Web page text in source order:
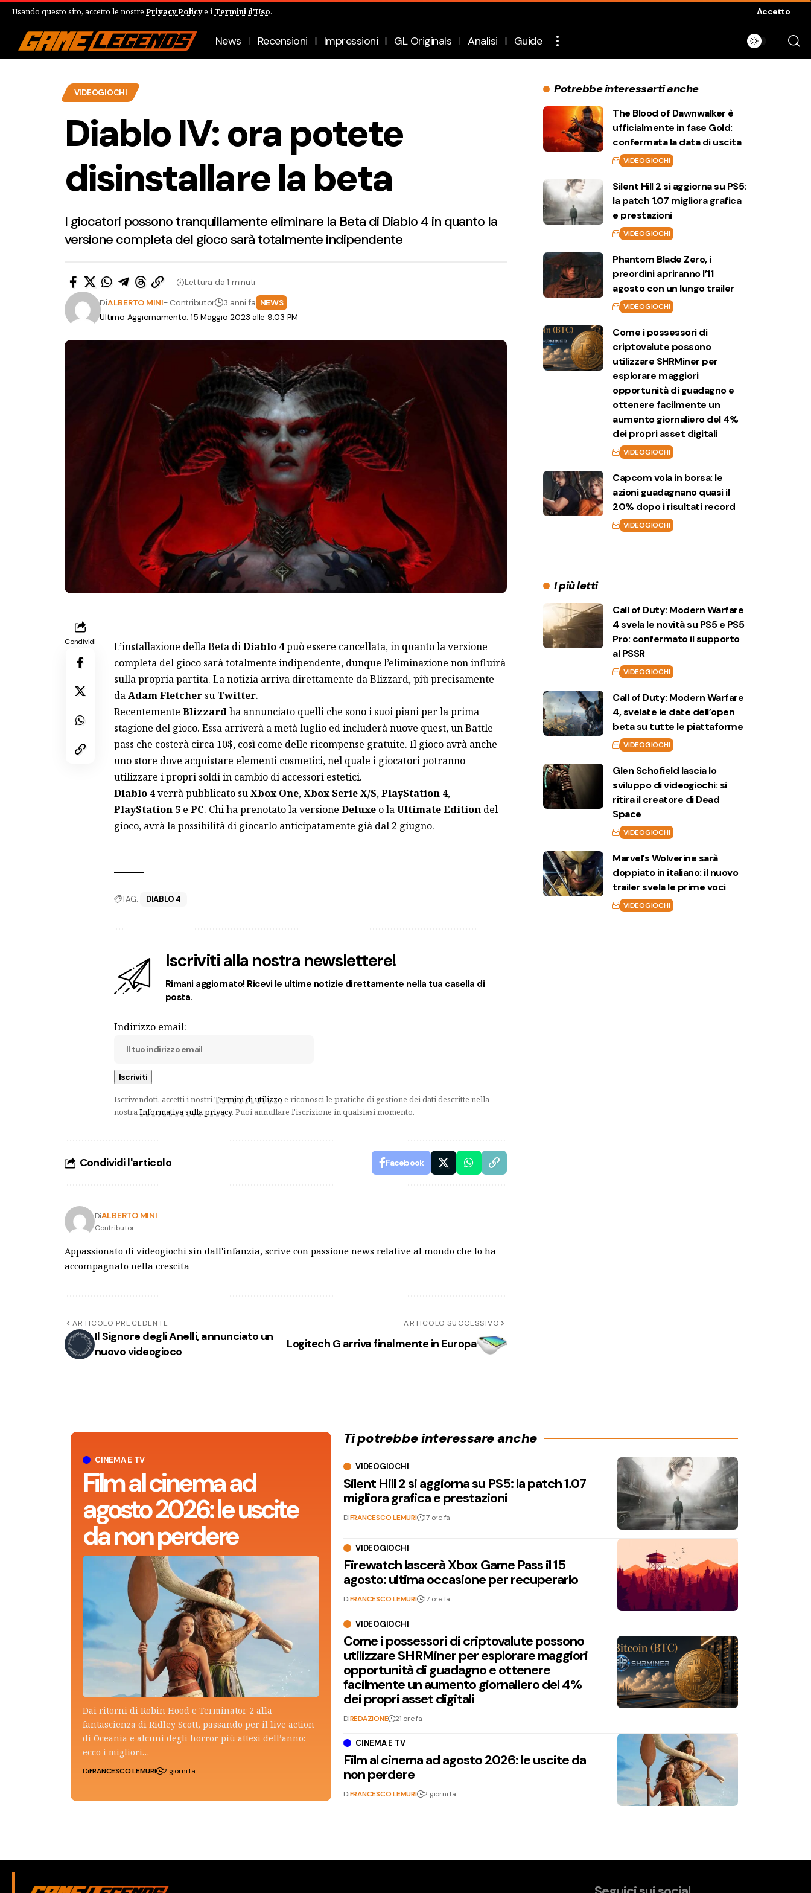
Usando questo sito, accetto le nostre Privacy Policye i Termini d'Uso. Accetto
News Recensioni Impressioni GL Originals Analisi Guide
VIDEOGIOCHI
Diablo IV: ora potete
disinstallare la beta
I giocatori possono tranquillamente eliminare la Beta di Diablo 4 in quanto la
versione completa del gioco sarà totalmente indipendente
Ultimo Aggiornamento: 15 Maggio 2023 alle 9:03 PM
DiALBERTO MINI- Contributor 3 anni fa NEWS
Lettura da 1 minuti
Condividi L’installazione della Beta diDiablo 4può essere cancellata, in quanto la versione
completa del gioco sarà totalmente indipendente, dunque l’eliminazione non influirà
sulla propria partita. La notizia arriva direttamente da Blizzard, più precisamente
daAdam Fletchersu Twitter.
Recentemente Blizzardha annunciato quelli che sono i suoi piani per la prima
stagione del gioco. Essa arriverà a metà luglio ed includerà nuove quest, un Battle
pass che costerà circa 10$, così come delle ricompense gratuite. Il gioco avrà anche
uno store dove acquistare elementi cosmetici, nel quale i giocatori potranno
utilizzare i propri soldi in cambio di accessori estetici.
Diablo 4verrà pubblicato suXbox One,Xbox Serie X/S,PlayStation 4,
PlayStation 5e PC. Chi ha prenotato la versione Deluxeo laUltimate Editiondel
gioco, avrà la possibilità di giocarlo anticipatamente già dal 2 giugno.
TAG: DIABLO 4
Iscriviti alla nostra newslettere!
Rimani aggiornato! Ricevi le ultime notizie direttamente nella tua casella di
posta.
Indirizzo email:
Iscrivendoti, accetti i nostriTermini di utilizzo e riconosci le pratiche di gestione dei dati descritte nella
nostraInformativa sulla privacy. Puoi annullare l'iscrizione in qualsiasi momento.
Condividi l'articolo Facebook
DiALBERTO MINI
Contributor
Appassionato di videogiochi sin dall'infanzia, scrive con passione news relative al mondo che lo ha
accompagnato nella crescita
ARTICOLO PRECEDENTE
Il Signore degli Anelli, annunciato un
nuovo videogioco
ARTICOLO SUCCESSIVO
Logitech G arriva finalmente in Europa
Potrebbe interessarti anche
The Blood of Dawnwalker è
ufficialmente in fase Gold:
confermata la data di uscita
VIDEOGIOCHI
Silent Hill 2 si aggiorna su PS5:
la patch 1.07 migliora grafica
e prestazioni
VIDEOGIOCHI
Phantom Blade Zero, i
preordini apriranno l’11
agosto con un lungo trailer
VIDEOGIOCHI
Come i possessori di
criptovalute possono
utilizzare SHRMiner per
esplorare maggiori
opportunità di guadagno e
ottenere facilmente un
aumento giornaliero del 4%
dei propri asset digitali
VIDEOGIOCHI
Capcom vola in borsa: le
azioni guadagnano quasi il
20% dopo i risultati record
VIDEOGIOCHI
I più letti
Call of Duty: Modern Warfare
4 svela le novità su PS5 e PS5
Pro: confermato il supporto
al PSSR
VIDEOGIOCHI
Call of Duty: Modern Warfare
4, svelate le date dell’open
beta su tutte le piattaforme
VIDEOGIOCHI
Glen Schofield lascia lo
sviluppo di videogiochi: si
ritira il creatore di Dead
Space
VIDEOGIOCHI
Marvel’s Wolverine sarà
doppiato in italiano: il nuovo
trailer svela le prime voci
VIDEOGIOCHI
CINEMA E TV
Film al cinema ad
agosto 2026: le uscite
da non perdere
Dai ritorni di Robin Hood e Terminator 2 alla
fantascienza di Ridley Scott, passando per il live action
di Oceania e alcuni degli horror più attesi dell’anno:
ecco i migliori…
DiFRANCESCO LEMURI 2 giorni fa
Ti potrebbe interessare anche
VIDEOGIOCHI
Silent Hill 2 si aggiorna su PS5: la patch 1.07
migliora grafica e prestazioni
DiFRANCESCO LEMURI 17 ore fa
VIDEOGIOCHI
Firewatch lascerà Xbox Game Pass il 15
agosto: ultima occasione per recuperarlo
DiFRANCESCO LEMURI 17 ore fa
VIDEOGIOCHI
Come i possessori di criptovalute possono
utilizzare SHRMiner per esplorare maggiori
opportunità di guadagno e ottenere
facilmente un aumento giornaliero del 4%
dei propri asset digitali
DiREDAZIONE 21 ore fa
CINEMA E TV
Film al cinema ad agosto 2026: le uscite da
non perdere
DiFRANCESCO LEMURI 2 giorni fa